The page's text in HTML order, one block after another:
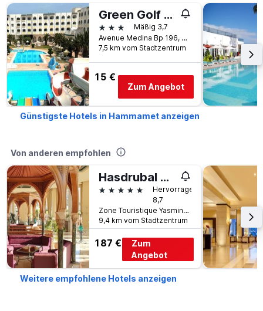
Green Golf Hammamet
3 SterneMäßig 3,7
Avenue Medina Bp 196, Gannanet, Hammamet, Tunesien
7,5 km vom Stadtzentrum
15 €
Zum Angebot
Günstigste Hotels in Hammamet anzeigen
Von anderen empfohlen
Hasdrubal Thalassa & Spa Hammamet
5 Sterne
Hervorragend
8,7
Zone Touristique Yasmine Bp 4, Hammamet, Tunesien
9,4 km vom Stadtzentrum
187 €
Zum
Angebot
Weitere empfohlene Hotels anzeigen